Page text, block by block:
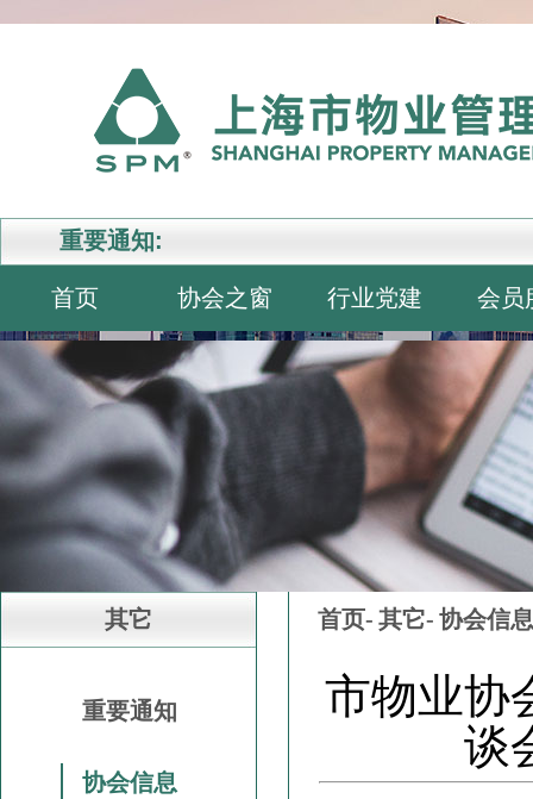
重要通知:
首页 协会之窗 行业党建 会员
其它
重要通知
协会信息
首页- 其它- 协会信息
市物业协
谈